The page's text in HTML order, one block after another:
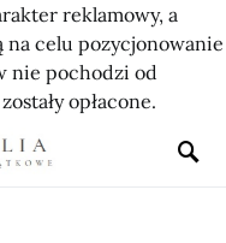
reklamowy, a
na celu pozycjonowanie
nie pochodzi od
opłacone.